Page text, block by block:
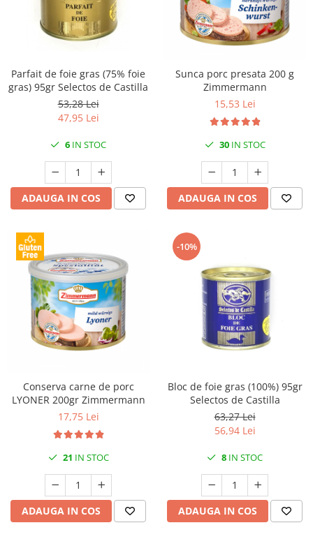
Parfait de foie gras (75% foie
gras) 95gr Selectos de Castilla
53,28 Lei
47,95 Lei
6 IN STOC
ADAUGA IN COS
Sunca porc presata 200 g
Zimmermann
15,53 Lei
30IN STOC
ADAUGA IN COS
Conserva carne de porc
LYONER 200gr Zimmermann
17,75 Lei
21 IN STOC
ADAUGA IN COS
-10%
Bloc de foie gras (100%) 95gr
Selectos de Castilla
63,27 Lei
56,94 Lei
8 IN STOC
ADAUGA IN COS